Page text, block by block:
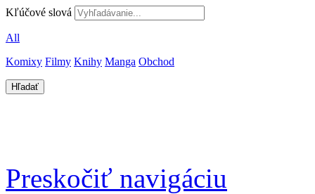
Kľúčové slová
All
Komixy Filmy Knihy Manga Obchod
Preskočiť navigáciu